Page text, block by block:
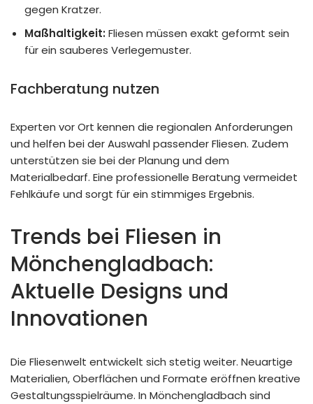
gegen Kratzer.
Maßhaltigkeit: Fliesen müssen exakt geformt sein
für ein sauberes Verlegemuster.
Fachberatung nutzen
Experten vor Ort kennen die regionalen Anforderungen
und helfen bei der Auswahl passender Fliesen. Zudem
unterstützen sie bei der Planung und dem
Materialbedarf. Eine professionelle Beratung vermeidet
Fehlkäufe und sorgt für ein stimmiges Ergebnis.
Trends bei Fliesen in
Mönchengladbach:
Aktuelle Designs und
Innovationen
Die Fliesenwelt entwickelt sich stetig weiter. Neuartige
Materialien, Oberflächen und Formate eröffnen kreative
Gestaltungsspielräume. In Mönchengladbach sind